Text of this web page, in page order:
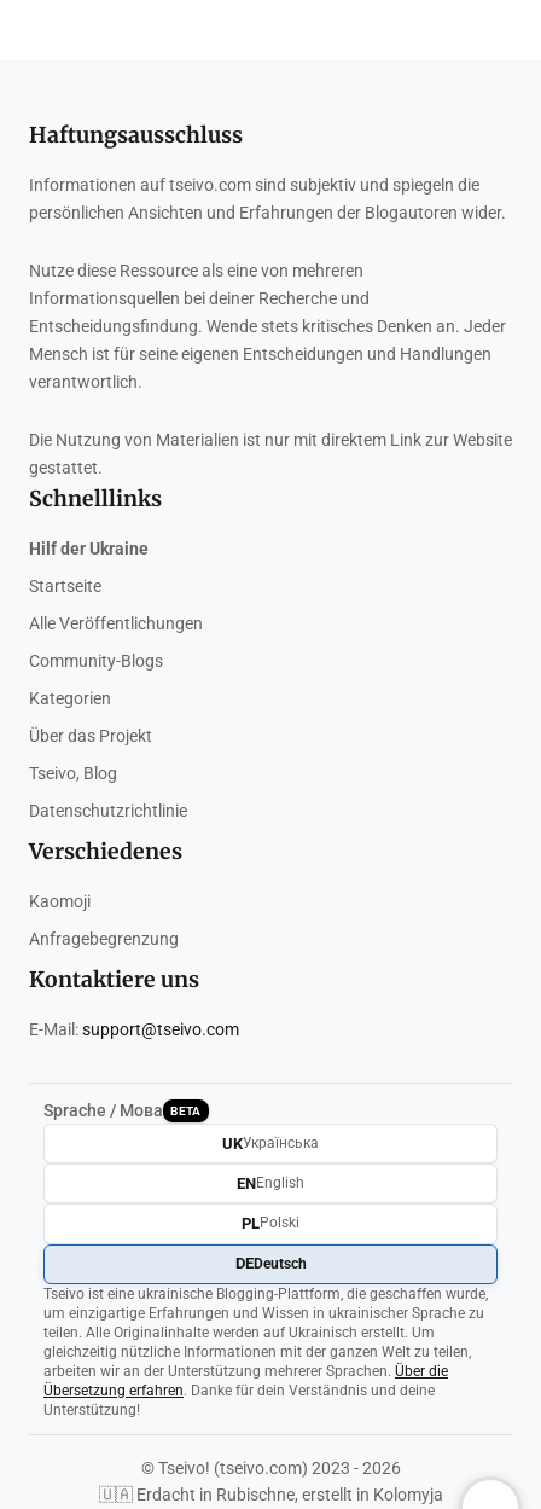
Haftungsausschluss
Informationen auf tseivo.com sind subjektiv und spiegeln die
persönlichen Ansichten und Erfahrungen der Blogautoren wider.
Nutze diese Ressource als eine von mehreren
Informationsquellen bei deiner Recherche und
Entscheidungsfindung. Wende stets kritisches Denken an. Jeder
Mensch ist für seine eigenen Entscheidungen und Handlungen
verantwortlich.
Die Nutzung von Materialien ist nur mit direktem Link zur Website
gestattet.
Schnelllinks
Hilf der Ukraine
Startseite
Alle Veröffentlichungen
Community-Blogs
Kategorien
Über das Projekt
Tseivo, Blog
Datenschutzrichtlinie
Verschiedenes
Kaomoji
Anfragebegrenzung
Kontaktiere uns
E-Mail:support@tseivo.com
Sprache / Мова BETA
Tseivo ist eine ukrainische Blogging-Plattform, die geschaffen wurde,
um einzigartige Erfahrungen und Wissen in ukrainischer Sprache zu
teilen. Alle Originalinhalte werden auf Ukrainisch erstellt. Um
gleichzeitig nützliche Informationen mit der ganzen Welt zu teilen,
arbeiten wir an der Unterstützung mehrerer Sprachen. Über die
Übersetzung erfahren. Danke für dein Verständnis und deine
Unterstützung!
UKУкраїнська
ENEnglish
PLPolski
DEDeutsch
© Tseivo! (tseivo.com) 2023 - 2026
🇺🇦 Erdacht in Rubischne, erstellt in Kolomyja